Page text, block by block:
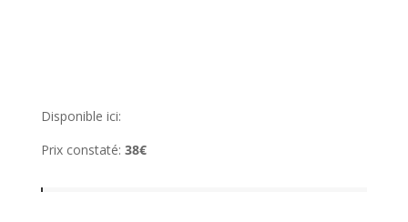
Disponible ici:
Prix constaté: 38€